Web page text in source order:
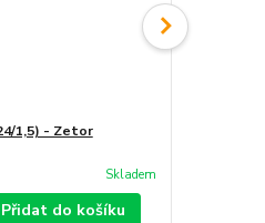
1,5) - Zetor
Skladem
Přidat do košíku